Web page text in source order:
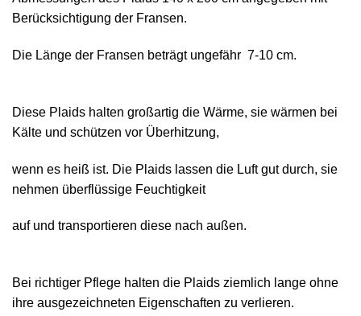
Berücksichtigung der Fransen.
Die Länge der Fransen beträgt ungefähr 7-10 cm.
Diese Plaids halten großartig die Wärme, sie wärmen bei
Kälte und schützen vor Überhitzung,
wenn es heiß ist. Die Plaids lassen die Luft gut durch, sie
nehmen überflüssige Feuchtigkeit
auf und transportieren diese nach außen.
Bei richtiger Pflege halten die Plaids ziemlich lange ohne
ihre ausgezeichneten Eigenschaften zu verlieren.